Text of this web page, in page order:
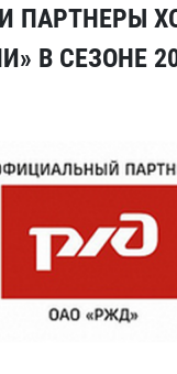
ПАРТНЕРЫ
В СЕЗОНЕ